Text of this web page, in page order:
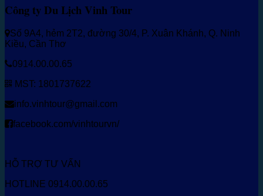
Công ty Du Lịch Vinh Tour
Số 9A4, hẻm 2T2, đường 30/4, P. Xuân Khánh, Q. Ninh
Kiều, Cần Thơ
0914.00.00.65
MST: 1801737622
info.vinhtour@gmail.com
facebook.com/vinhtourvn/
HỖ TRỢ TƯ VẤN
HOTLINE 0914.00.00.65